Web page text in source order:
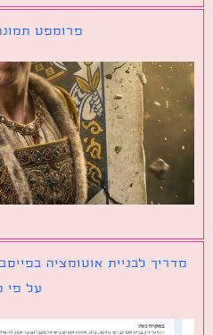
פרומפט תמונת שלי
לבניית אוטומציה בפייסבוק
על פי מילת